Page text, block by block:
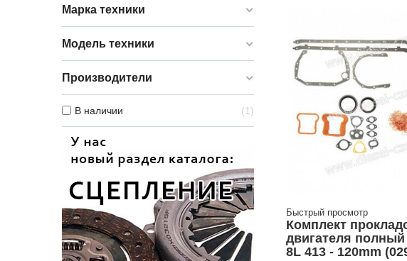
Марка техники
Модель техники
Производители
В наличии 1
Быстрый просмотр
Комплект
двигателя полный
8L 413 - 120mm